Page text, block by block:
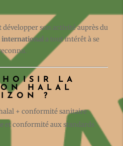
son activité auprès du
international a tout intérêt à se
LA
HALAL
?
+ conformité sanitaire
et conformité aux standards